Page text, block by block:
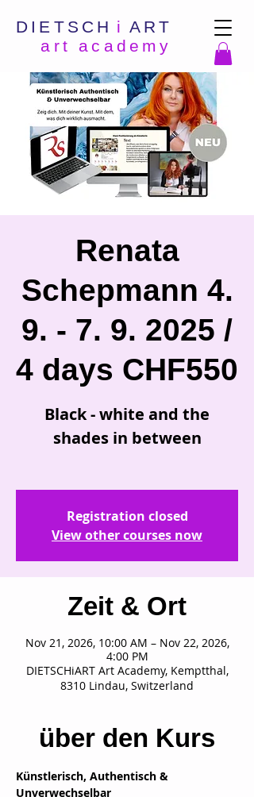
DIETSCH i ART
art academy
Renata
Schepmann 4.
9. - 7. 9. 2025 /
4 days CHF550
Black - white and the
shades in between
Registration closed
View other courses now
Zeit & Ort
Nov 21, 2026, 10:00 AM – Nov 22, 2026,
4:00 PM
DIETSCHiART Art Academy, Kemptthal,
8310 Lindau, Switzerland
über den Kurs
Künstlerisch, Authentisch &
Unverwechselbar